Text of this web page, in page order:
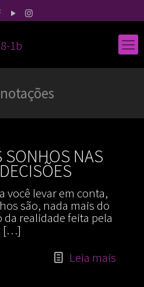
SONHOS NAS
você levar em conta,
são, nada mais do
realidade feita pela
[…]
Leia mais